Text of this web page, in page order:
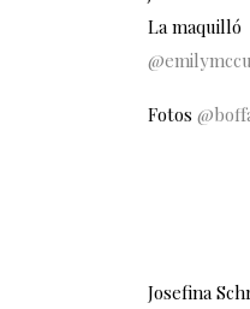
La maquilló
Fotos
Josefina